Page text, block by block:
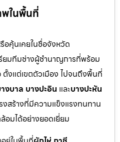
ในพื้นที่
อคุ้นเคยในชื่อจังหวัด
รียมทีมช่างผู้ชำนาญการที่พร้อม
ตั้งแต่เขตตัวเมือง ไปจนถึงพื้นที่
งบาล บางปะอิน และบางปะหัน
สร้างที่มีความแข็งแรงทนทาน
มได้อย่างยอดเยี่ยม